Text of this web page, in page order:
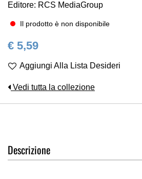
Editore: RCS MediaGroup
Il prodotto è non disponibile
€ 5,59
Aggiungi Alla Lista Desideri
Vedi tutta la collezione
Descrizione